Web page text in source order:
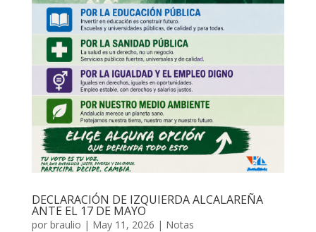
DECLARACIÓN DE IZQUIERDA ALCALAREÑA
ANTE EL 17 DE MAYO
por braulio | May 11, 2026 | Notas